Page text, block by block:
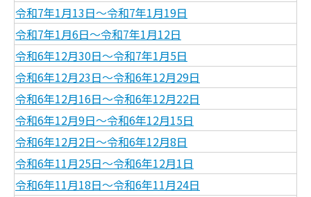
令和7年1月13日～令和7年1月19日
令和7年1月6日～令和7年1月12日
令和6年12月30日～令和7年1月5日
令和6年12月23日～令和6年12月29日
令和6年12月16日～令和6年12月22日
令和6年12月9日～令和6年12月15日
令和6年12月2日～令和6年12月8日
令和6年11月25日～令和6年12月1日
令和6年11月18日～令和6年11月24日